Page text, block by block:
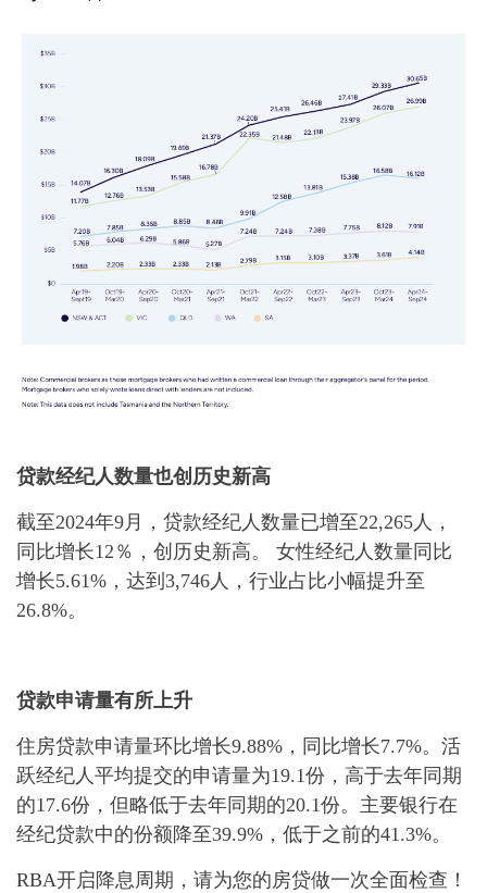
贷款经纪人数量也创历史新高
截至2024年9月，贷款经纪人数量已增至22,265人，
同比增长12％，创历史新高。 女性经纪人数量同比
增长5.61%，达到3,746人，行业占比小幅提升至
26.8%。
贷款申请量有所上升
住房贷款申请量环比增长9.88%，同比增长7.7%。活
跃经纪人平均提交的申请量为19.1份，高于去年同期
的17.6份，但略低于去年同期的20.1份。主要银行在
经纪贷款中的份额降至39.9%，低于之前的41.3%。
RBA开启降息周期，请为您的房贷做一次全面检查！